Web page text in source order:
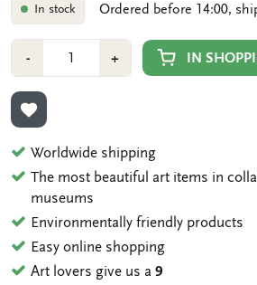
In stock Ordered before 14:00,
-Min
1
+Plus
1
IN
ADD TO WISHLIST
Worldwide shipping
The most beautiful art items in
museums
Environmentally friendly products
Easy online shopping
Art lovers give us a9